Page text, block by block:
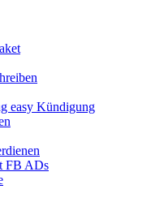
easy Kündigung
FB ADs